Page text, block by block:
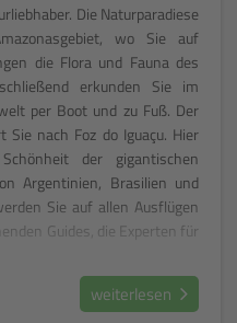
Die Naturparadiese
wo Sie auf
die Flora und Fauna des
erkunden Sie im
per Boot und zu Fuß. Der
nach Foz do Iguaçu. Hier
der gigantischen
Argentinien, Brasilien und
Sie auf allen Ausflügen
Guides, die Experten für
weiterlesen